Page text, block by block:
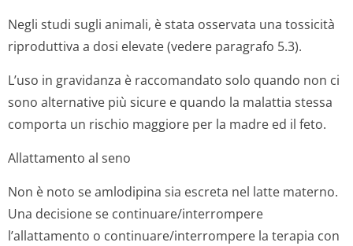
Negli studi sugli animali, è stata osservata una tossicità
riproduttiva a dosi elevate (vedere paragrafo 5.3).
L’uso in gravidanza è raccomandato solo quando non ci
sono alternative più sicure e quando la malattia stessa
comporta un rischio maggiore per la madre ed il feto.
Allattamento al seno
Non è noto se amlodipina sia escreta nel latte materno.
Una decisione se continuare/in­terrompere
l’allattamento o continuare/in­terrompere la terapia con